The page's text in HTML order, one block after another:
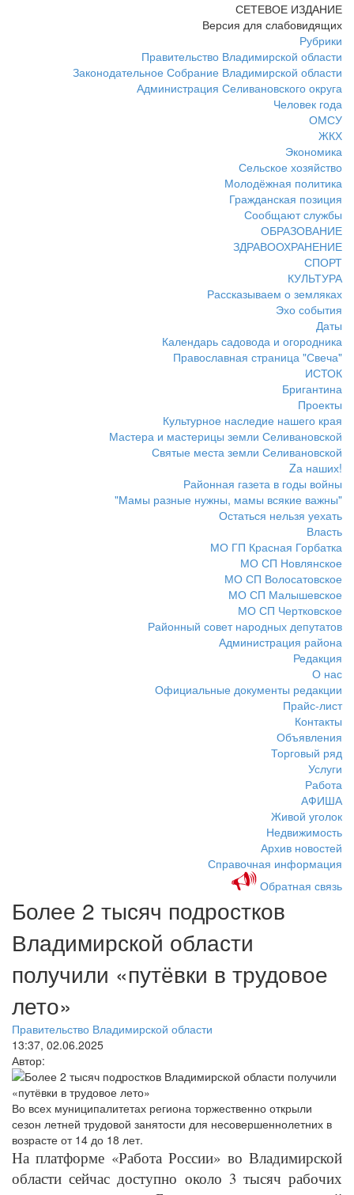
СЕТЕВОЕ ИЗДАНИЕ
Версия для слабовидящих
Рубрики
Правительство Владимирской области
Законодательное Собрание Владимирской области
Администрация Селивановского округа
Человек года
ОМСУ
ЖКХ
Экономика
Сельское хозяйство
Молодёжная политика
Гражданская позиция
Сообщают службы
ОБРАЗОВАНИЕ
ЗДРАВООХРАНЕНИЕ
СПОРТ
КУЛЬТУРА
Рассказываем о земляках
Эхо события
Даты
Календарь садовода и огородника
Православная страница "Свеча"
ИСТОК
Бригантина
Проекты
Культурное наследие нашего края
Мастера и мастерицы земли Селивановской
Святые места земли Селивановской
Zа наших!
Районная газета в годы войны
"Мамы разные нужны, мамы всякие важны"
Остаться нельзя уехать
Власть
МО ГП Красная Горбатка
МО СП Новлянское
МО СП Волосатовское
МО СП Малышевское
МО СП Чертковское
Районный совет народных депутатов
Администрация района
Редакция
О нас
Официальные документы редакции
Прайс-лист
Контакты
Объявления
Торговый ряд
Услуги
Работа
АФИША
Живой уголок
Недвижимость
Архив новостей
Справочная информация
Обратная связь
Более 2 тысяч подростков
Владимирской области
получили «путёвки в трудовое
лето»
Правительство Владимирской области
13:37, 02.06.2025
Автор:
Во всех муниципалитетах региона торжественно открыли
сезон летней трудовой занятости для несовершеннолетних в
возрасте от 14 до 18 лет.
На платформе «Работа России» во Владимирской
области сейчас доступно около 3 тысяч рабочих